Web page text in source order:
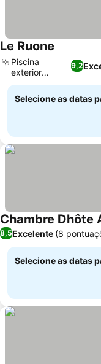
Le Ruone
9,2
Piscina
exterior
sazonal
Selecione as datas
Chambre Dhôte
8,5Excelente (8
Selecione as datas